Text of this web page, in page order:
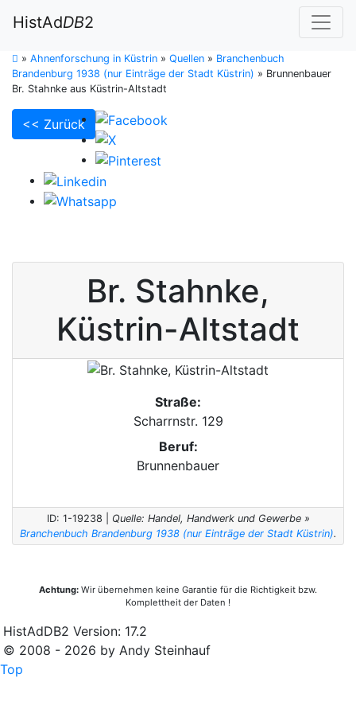
HistAdDB2
» Ahnenforschung in Küstrin » Quellen » Branchenbuch
Brandenburg 1938 (nur Einträge der Stadt Küstrin) » Brunnenbauer
Br. Stahnke aus Küstrin-Altstadt
<< Zurück
Br. Stahnke,
Küstrin-Altstadt
Straße:
Scharrnstr. 129
Beruf:
Brunnenbauer
ID: 1-19238 | Quelle: Handel, Handwerk und Gewerbe »
Branchenbuch Brandenburg 1938 (nur Einträge der Stadt Küstrin).
Achtung: Wir übernehmen keine Garantie für die Richtigkeit bzw.
Komplettheit der Daten !
HistAdDB2 Version: 17.2
© 2008 - 2026 by Andy Steinhauf
Top